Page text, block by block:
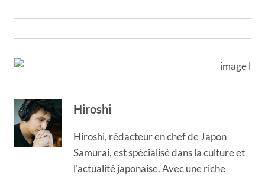
Hiroshi
Hiroshi, rédacteur en chef de Japon
Samurai, est spécialisé dans la culture et
l'actualité japonaise. Avec une riche